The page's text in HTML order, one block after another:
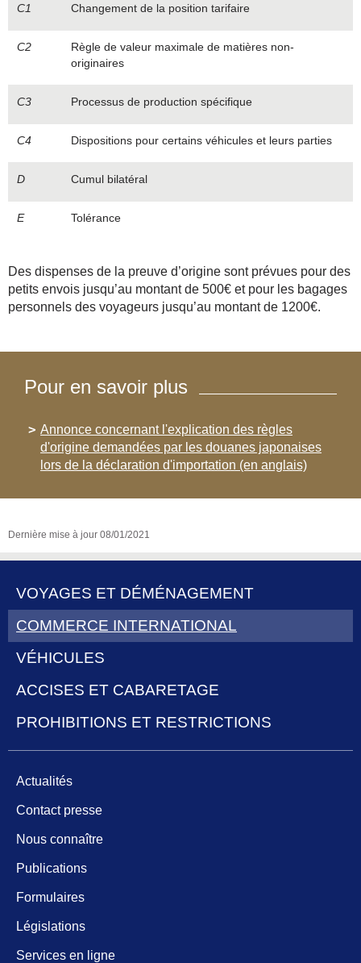
C1 Changement de la position tarifaire
C2
Règle de valeur maximale de matières non-
originaires
C3 Processus de production spécifique
C4 Dispositions pour certains véhicules et leurs parties
D Cumul bilatéral
E Tolérance
Des dispenses de la preuve d’origine sont prévues pour des
petits envois jusqu’au montant de 500€ et pour les bagages
personnels des voyageurs jusqu’au montant de 1200€.
Pour en savoir plus
Annonce concernant l'explication des règles
d'origine demandées par les douanes japonaises
lors de la déclaration d'importation (en anglais)
Dernière mise à jour 08/01/2021
MENU
DE
NAVIGATION
VOYAGES ET DÉMÉNAGEMENT
COMMERCE INTERNATIONAL
VÉHICULES
ACCISES ET CABARETAGE
PROHIBITIONS ET RESTRICTIONS
Actualités
Contact presse
Nous connaître
Publications
Formulaires
Législations
Services en ligne